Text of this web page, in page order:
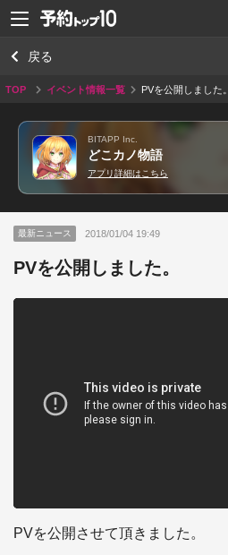
戻る
TOP イベント情報一覧 PVを公開しました。
BITAPP Inc.
どこカノ物語
アプリ詳細はこちら
最新ニュース 2018/01/04 19:49
PVを公開しました。